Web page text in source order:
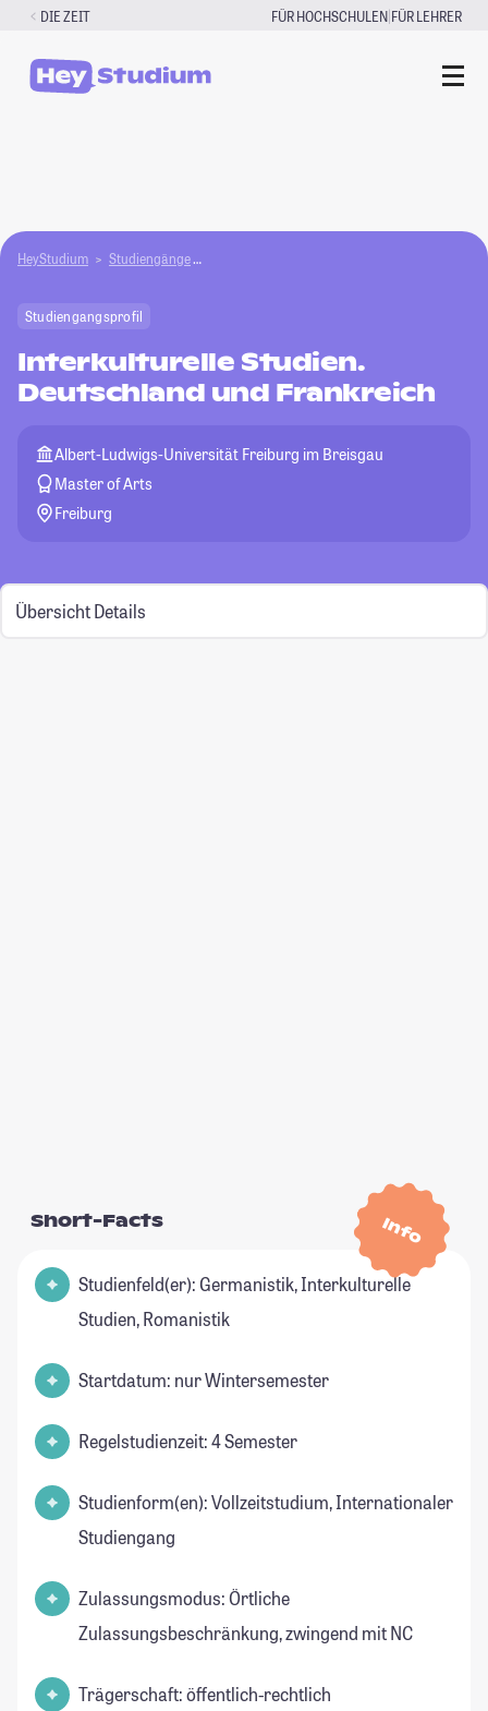
Zum
springen
DIE ZEIT FÜR HOCHSCHULEN|FÜR LEHRER
HeyStudium Studiengänge Interkulturelle Studien. Deutschland und
Studiengangsprofil
Interkulturelle Studien.
Deutschland und Frankreich
Albert-Ludwigs-Universität Freiburg im Breisgau
Master of Arts
Freiburg
Übersicht Details
Info
Short-Facts
Studienfeld(er): Germanistik, Interkulturelle
Studien, Romanistik
Startdatum: nur Wintersemester
Regelstudienzeit: 4 Semester
Studienform(en): Vollzeitstudium, Internationaler
Studiengang
Zulassungsmodus: Örtliche
Zulassungsbeschränkung, zwingend mit NC
Trägerschaft: öffentlich-rechtlich